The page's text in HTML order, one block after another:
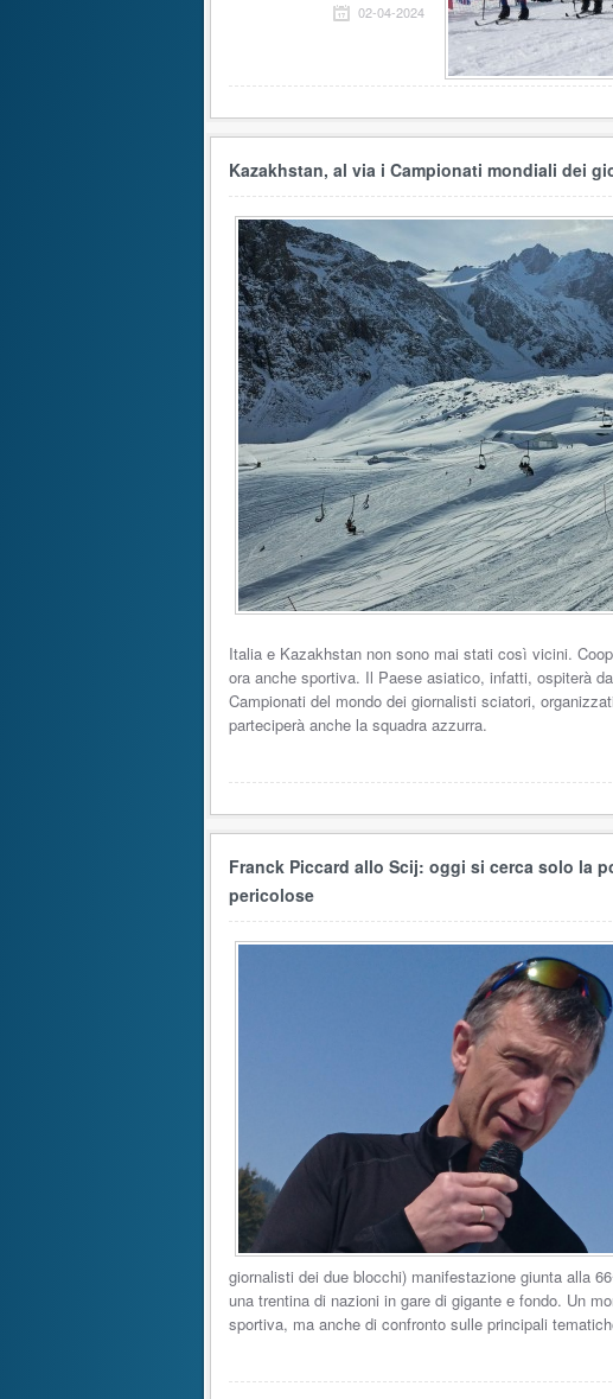
02-04-2024
Kazakhstan, al via i Campionati mondiali dei
Italia e Kazakhstan non sono mai stati così vicini.
ora anche sportiva. Il Paese asiatico, infatti, ospiterà
Campionati del mondo dei giornalisti sciatori,
parteciperà anche la squadra azzurra.
Franck Piccard allo Scij: oggi si cerca solo la
pericolose
giornalisti dei due blocchi) manifestazione giunta alla
una trentina di nazioni in gare di gigante e fondo. Un
sportiva, ma anche di confronto sulle principali